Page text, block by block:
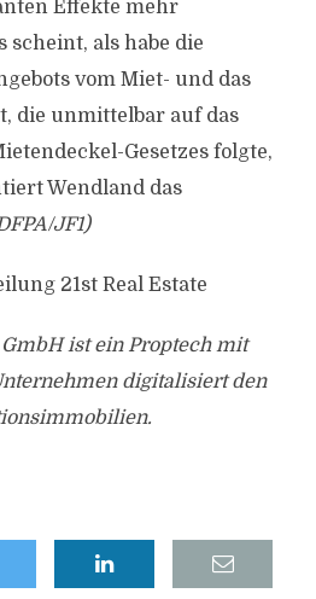
Effekte mehr
scheint, als habe die
vom Miet- und das
die unmittelbar auf das
Gesetzes folgte,
Wendland das
JF1)
21st Real Estate
GmbH ist ein Proptech mit
digitalisiert den